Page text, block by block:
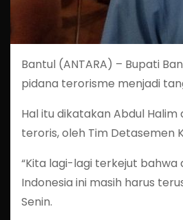
Bantul (ANTARA) – Bupati
pidana terorisme menjadi
Hal itu dikatakan Abdul
teroris, oleh Tim Detasemen
“Kita lagi-lagi terkejut
Indonesia ini masih harus
Senin.